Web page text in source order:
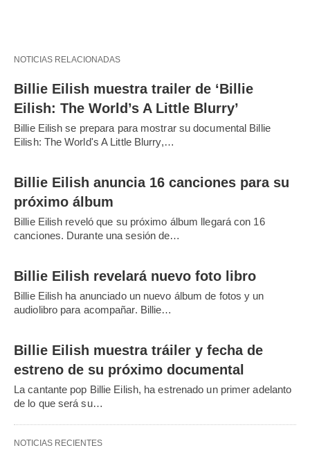
NOTICIAS RELACIONADAS
Billie Eilish muestra trailer de ‘Billie
Eilish: The World’s A Little Blurry’
Billie Eilish se prepara para mostrar su documental Billie
Eilish: The World's A Little Blurry,…
Billie Eilish anuncia 16 canciones para su
próximo álbum
Billie Eilish reveló que su próximo álbum llegará con 16
canciones. Durante una sesión de…
Billie Eilish revelará nuevo foto libro
Billie Eilish ha anunciado un nuevo álbum de fotos y un
audiolibro para acompañar. Billie…
Billie Eilish muestra tráiler y fecha de
estreno de su próximo documental
La cantante pop Billie Eilish, ha estrenado un primer adelanto
de lo que será su…
NOTICIAS RECIENTES